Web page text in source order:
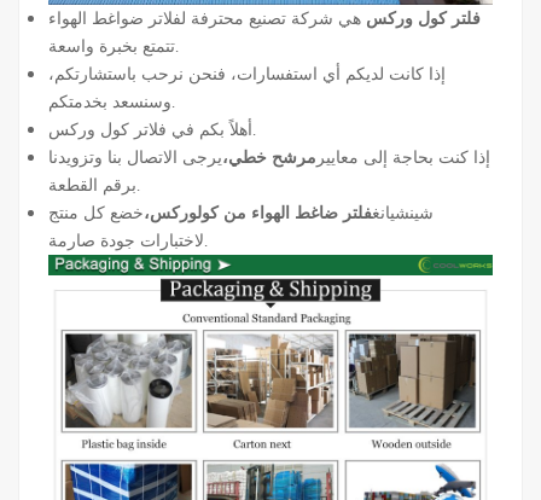
فلتر كول وركس هي شركة تصنيع محترفة لفلاتر ضواغط الهواء
تتمتع بخبرة واسعة.
إذا كانت لديكم أي استفسارات، فنحن نرحب باستشارتكم،
وسنسعد بخدمتكم.
أهلاً بكم في فلاتر كول وركس.
إذا كنت بحاجة إلى معاييرمرشح خطي،يرجى الاتصال بنا وتزويدنا
برقم القطعة.
شينشيانغفلتر ضاغط الهواء من كولوركس،خضع كل منتج
لاختبارات جودة صارمة.